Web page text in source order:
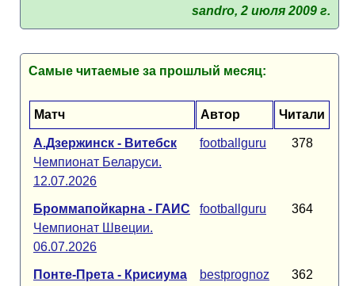
sandro, 2 июля 2009 г.
Самые читаемые за прошлый месяц:
Матч Автор Читали
А.Дзержинск - Витебск
Чемпионат Беларуси.
12.07.2026
footballguru 378
Броммапойкарна - ГАИС
Чемпионат Швеции.
06.07.2026
footballguru 364
Понте-Прета - Крисиума
bestprognoz 362